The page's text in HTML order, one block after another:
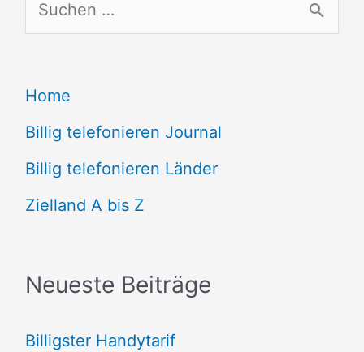
u
h
e
n
n
h
Home
Billig telefonieren Journal
Billig telefonieren Länder
Zielland A bis Z
Neueste Beiträge
Billigster Handytarif